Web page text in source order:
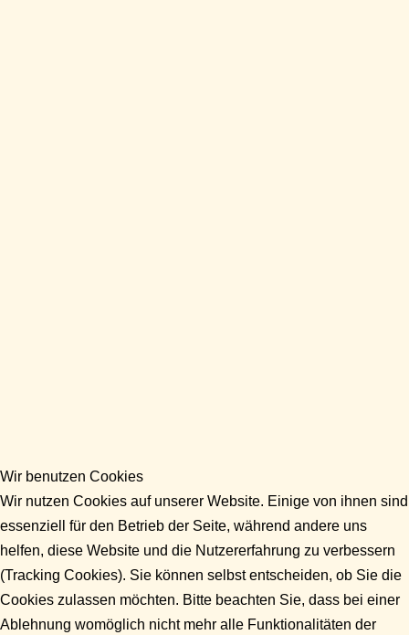
Wir benutzen Cookies
Wir nutzen Cookies auf unserer Website. Einige von ihnen sind
essenziell für den Betrieb der Seite, während andere uns
helfen, diese Website und die Nutzererfahrung zu verbessern
(Tracking Cookies). Sie können selbst entscheiden, ob Sie die
Cookies zulassen möchten. Bitte beachten Sie, dass bei einer
Ablehnung womöglich nicht mehr alle Funktionalitäten der